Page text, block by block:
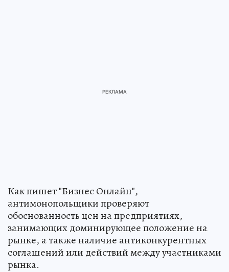
Как пишет "Бизнес Онлайн",
антимонопольщики проверяют
обоснованность цен на предприятиях,
занимающих доминирующее положение на
рынке, а также наличие антиконкурентных
соглашений или действий между участниками
рынка.